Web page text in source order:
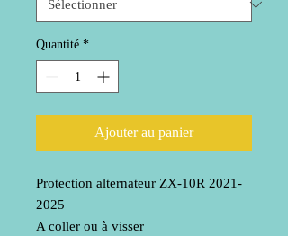
Quantité *
Ajouter au panier
Protection alternateur ZX-10R 2021-
2025
A coller ou à visser